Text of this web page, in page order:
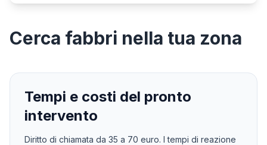
Cerca fabbri nella tua zona
Tempi e costi del pronto
intervento
Diritto di chiamata da 35 a 70 euro. I tempi di reazione